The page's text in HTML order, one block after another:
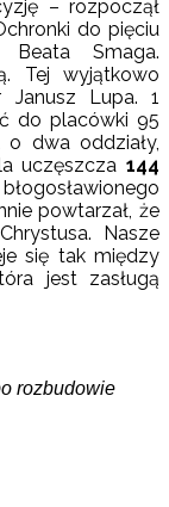
– rozpoczął
do pięciu
Beata Smaga.
Tej wyjątkowo
Janusz Lupa. 1
do placówki 95
o dwa oddziały,
uczęszcza 144
powtarzał, że
Nasze
się tak między
jest zasługą
rozbudowie